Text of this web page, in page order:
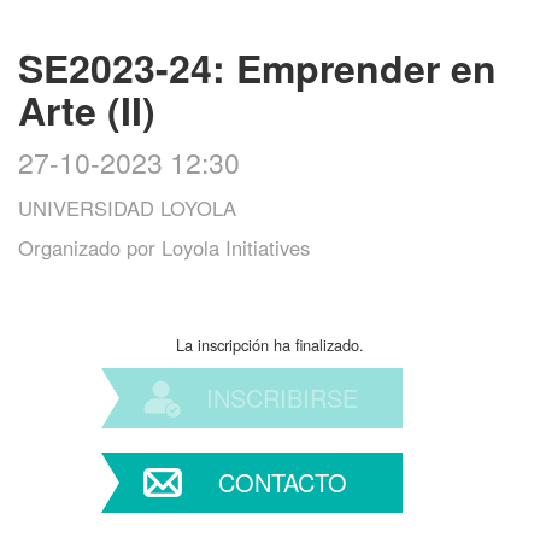
SE2023-24: Emprender en
Arte (II)
27-10-2023 12:30
UNIVERSIDAD LOYOLA
Organizado por Loyola Initiatives
La inscripción ha finalizado.
INSCRIBIRSE
CONTACTO